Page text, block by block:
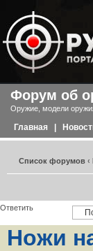
Форум об
Оружие, модели
Главная
Список форумов ‹
Ответить
Ножи